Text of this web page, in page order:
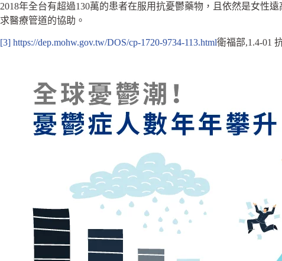
2018年全台有超過130萬的患者在服用抗憂鬱藥物，且依然是女性
求醫療管道的協助。
[3] https://dep.mohw.gov.tw/DOS/cp-1720-9734-113.html衛福部,1.4-01